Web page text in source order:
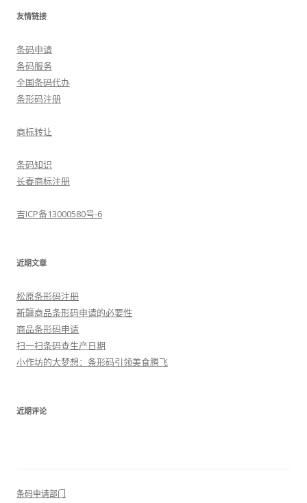
友情链接
条码申请
条码服务
全国条码代办
条形码注册
商标转让
条码知识
长春商标注册
吉ICP备13000580号-6
近期文章
松原条形码注册
新疆商品条形码申请的必要性
商品条形码申请
扫一扫条码查生产日期
小作坊的大梦想：条形码引领美食腾飞
近期评论
条码申请部门